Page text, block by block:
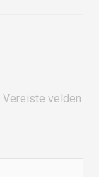
Vereiste velden